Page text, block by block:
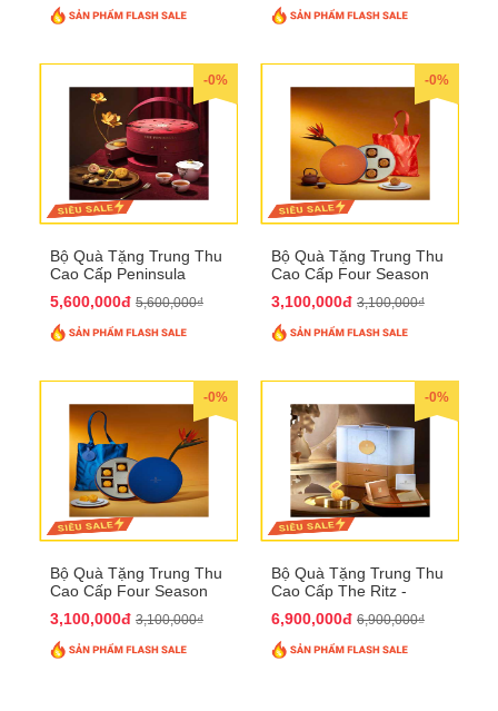
-0%
Bộ Quà Tặng Trung Thu
Cao Cấp Peninsula
5,600,000đ 5,600,000₫
-0%
Bộ Quà Tặng Trung Thu
Cao Cấp Four Season
3,100,000đ 3,100,000₫
-0%
Bộ Quà Tặng Trung Thu
Cao Cấp Four Season
3,100,000đ 3,100,000₫
-0%
Bộ Quà Tặng Trung Thu
Cao Cấp The Ritz -
6,900,000đ 6,900,000₫